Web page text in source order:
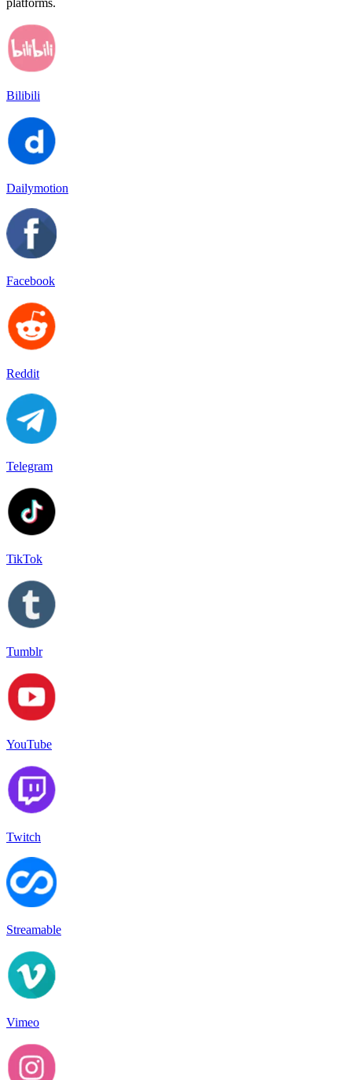
platforms.
Bilibili
Dailymotion
Facebook
Reddit
Telegram
TikTok
Tumblr
YouTube
Twitch
Streamable
Vimeo